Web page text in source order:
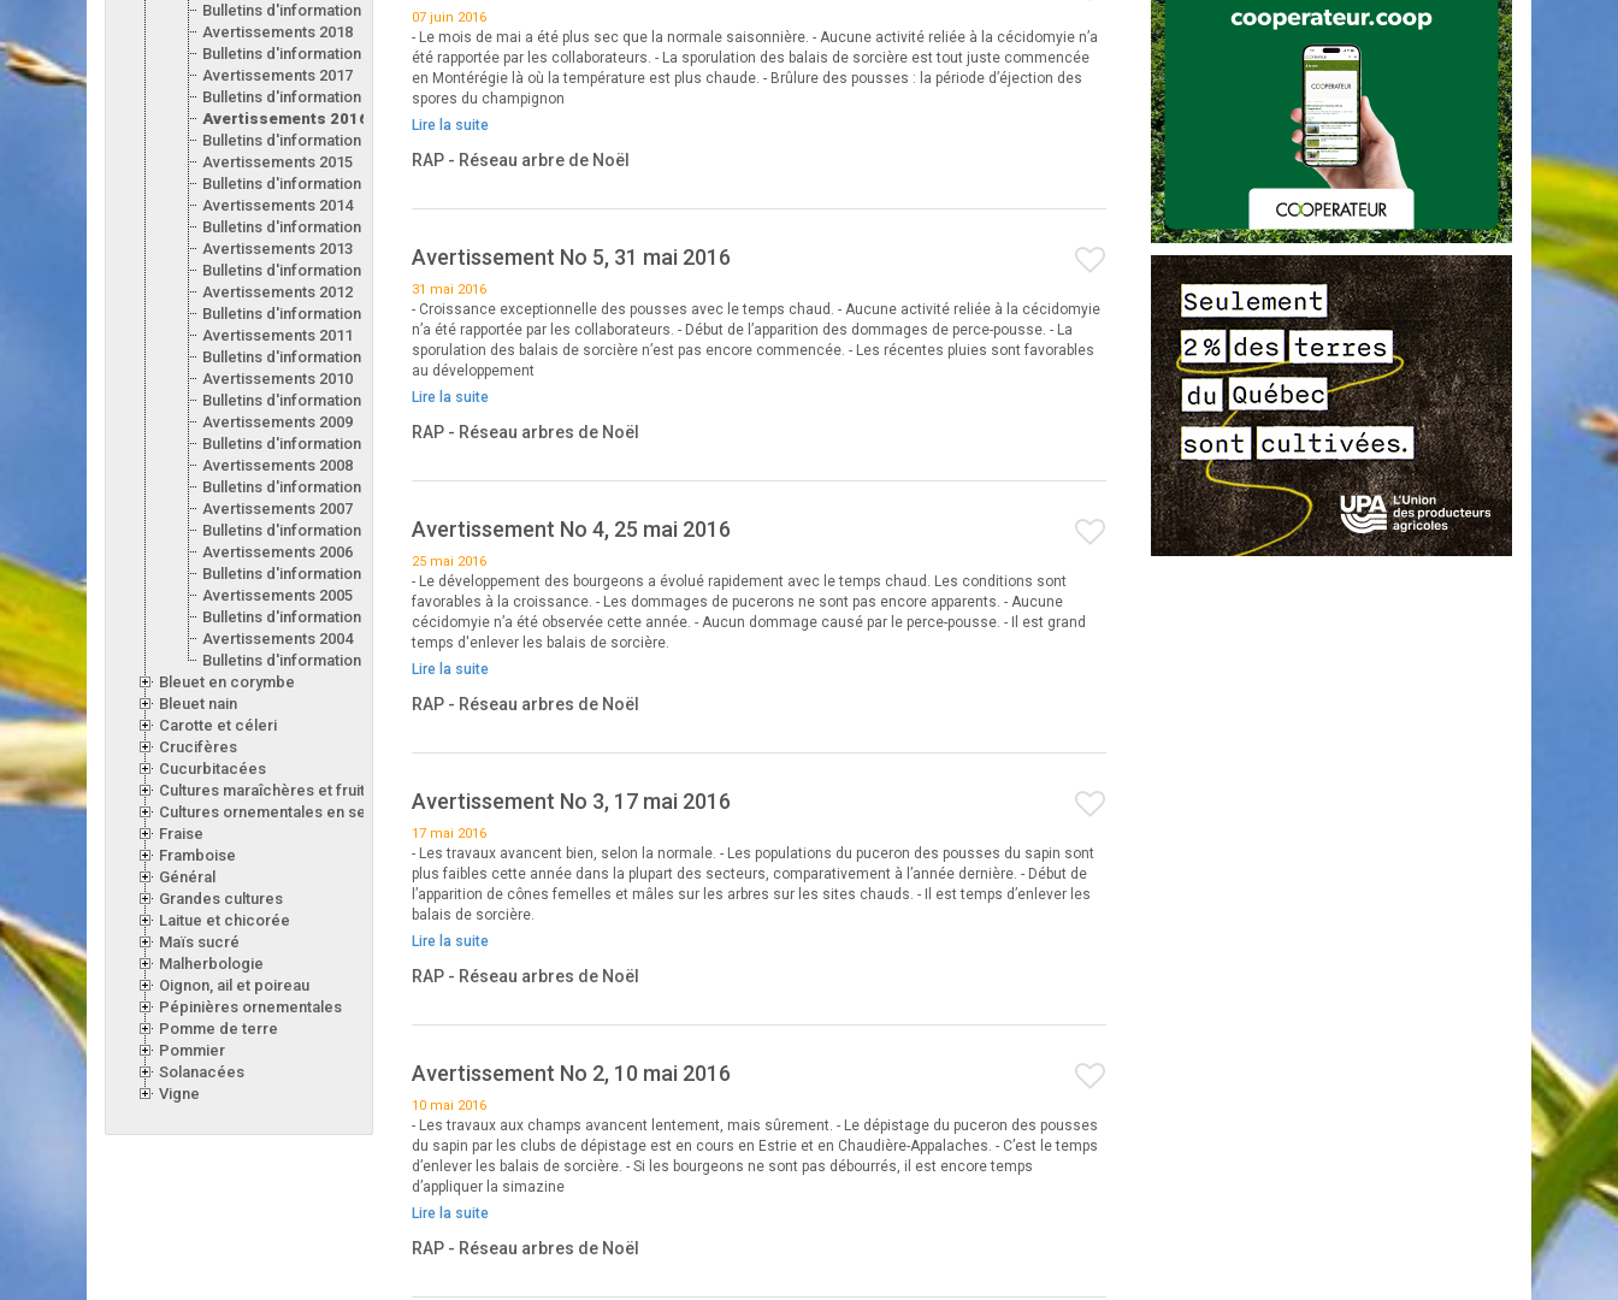
Bulletins d'information 2019
Avertissements 2018
Bulletins d'information 2018
Avertissements 2017
Bulletins d'information 2017
Avertissements 2016
Bulletins d'information 2016
Avertissements 2015
Bulletins d'information 2015
Avertissements 2014
Bulletins d'information 2014
Avertissements 2013
Bulletins d'information 2013
Avertissements 2012
Bulletins d'information 2012
Avertissements 2011
Bulletins d'information 2011
Avertissements 2010
Bulletins d'information 2010
Avertissements 2009
Bulletins d'information 2009
Avertissements 2008
Bulletins d'information 2008
Avertissements 2007
Bulletins d'information 2007
Avertissements 2006
Bulletins d'information 2006
Avertissements 2005
Bulletins d'information 2005
Avertissements 2004
Bulletins d'information 2004
Bleuet en corymbe
Bleuet nain
Carotte et céleri
Crucifères
Cucurbitacées
Cultures maraîchères et fruitières en serre
Cultures ornementales en serre
Fraise
Framboise
Général
Grandes cultures
Laitue et chicorée
Maïs sucré
Malherbologie
Oignon, ail et poireau
Pépinières ornementales
Pomme de terre
Pommier
Solanacées
Vigne
07 juin 2016
- Le mois de mai a été plus sec que la normale saisonnière. - Aucune activité reliée à la cécidomyie n’a
été rapportée par les collaborateurs. - La sporulation des balais de sorcière est tout juste commencée
en Montérégie là où la température est plus chaude. - Brûlure des pousses : la période d’éjection des
spores du champignon
Lire la suite
RAP - Réseau arbre de Noël
Avertissement No 5, 31 mai 2016
31 mai 2016
- Croissance exceptionnelle des pousses avec le temps chaud. - Aucune activité reliée à la cécidomyie
n’a été rapportée par les collaborateurs. - Début de l’apparition des dommages de perce-pousse. - La
sporulation des balais de sorcière n’est pas encore commencée. - Les récentes pluies sont favorables
au développement
Lire la suite
RAP - Réseau arbres de Noël
Avertissement No 4, 25 mai 2016
25 mai 2016
- Le développement des bourgeons a évolué rapidement avec le temps chaud. Les conditions sont
favorables à la croissance. - Les dommages de pucerons ne sont pas encore apparents. - Aucune
cécidomyie n’a été observée cette année. - Aucun dommage causé par le perce-pousse. - Il est grand
temps d'enlever les balais de sorcière.
Lire la suite
RAP - Réseau arbres de Noël
Avertissement No 3, 17 mai 2016
17 mai 2016
- Les travaux avancent bien, selon la normale. - Les populations du puceron des pousses du sapin sont
plus faibles cette année dans la plupart des secteurs, comparativement à l’année dernière. - Début de
l’apparition de cônes femelles et mâles sur les arbres sur les sites chauds. - Il est temps d’enlever les
balais de sorcière.
Lire la suite
RAP - Réseau arbres de Noël
Avertissement No 2, 10 mai 2016
10 mai 2016
- Les travaux aux champs avancent lentement, mais sûrement. - Le dépistage du puceron des pousses
du sapin par les clubs de dépistage est en cours en Estrie et en Chaudière-Appalaches. - C’est le temps
d’enlever les balais de sorcière. - Si les bourgeons ne sont pas débourrés, il est encore temps
d’appliquer la simazine
Lire la suite
RAP - Réseau arbres de Noël